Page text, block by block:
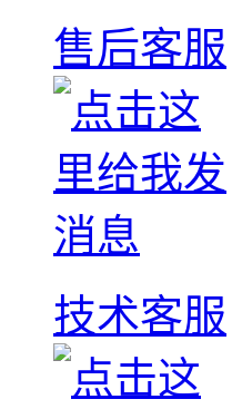
售后客服
技术客服